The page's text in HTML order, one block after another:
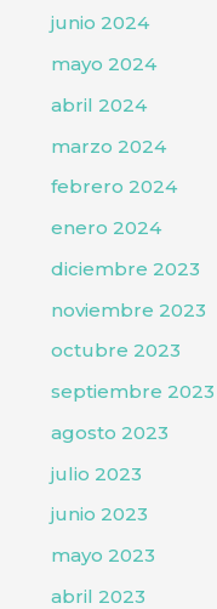
junio 2024
mayo 2024
abril 2024
marzo 2024
febrero 2024
enero 2024
diciembre 2023
noviembre 2023
octubre 2023
septiembre 2023
agosto 2023
julio 2023
junio 2023
mayo 2023
abril 2023